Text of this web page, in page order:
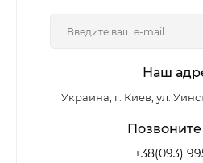
Наш
Украина, г. Киев, ул.
+38(093)